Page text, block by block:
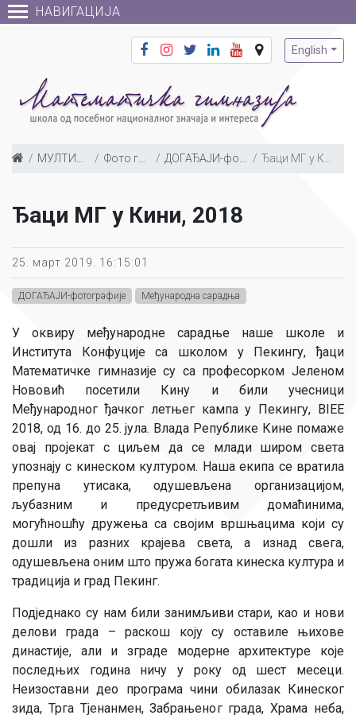
НАВИГАЦИЈА
English
МУЛТИМЕДИЈА Фото галерија ДОГАЂАЈИ-фотографије Ђаци МГ у Кини, 2018
Ђаци МГ у Кини, 2018
25. март 2019. 16:15:01
ДОГАЂАЈИ-фотографије Међународна сарадња
У оквиру међународне сарадње наше школе и
Института Конфуције са школом у Пекингу, ђаци
Математичке гимназије су са професорком Јеленом
Нововић посетили Кину и били учесници
Међународног ђачког летњег кампа у Пекингу, BIEE
2018, од 16. до 25. јула. Влада Републике Кине помаже
овај пројекат с циљем да се млади широм света
упознају с кинеском културом. Наша екипа се вратила
препуна утисака, одушевљена организацијом,
љубазним и предусретљивим домаћинима,
могућношћу дружења са својим вршњацима који су
дошли из разних крајева света, а изнад свега,
одушевљена оним што пружа богата кинеска култура и
традиција и град Пекинг.
Подједнако су нам били занимљиви стари, као и нови
делови града – раскош коју су оставиле њихове
династије, али и зграде модерне архитектуре које
последњих година ничу у року од шест месеци.
Неизоставни део програма чини обилазак Кинеског
зида, Трга Тјенанмен, Забрањеног града, Храма неба,